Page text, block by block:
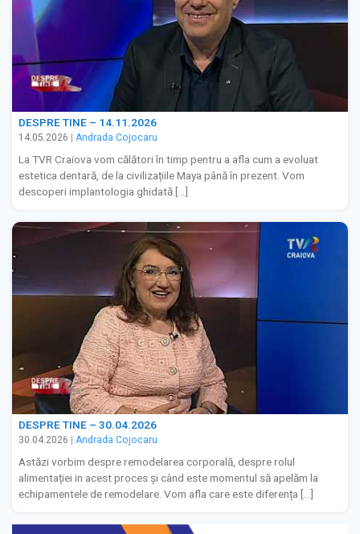
DESPRE TINE – 14.11.2026
14.05.2026 Andrada Cojocaru
La TVR Craiova vom călători în timp pentru a afla cum a evoluat
estetica dentară, de la civilizațiile Maya până în prezent. Vom
descoperi implantologia ghidată […]
DESPRE TINE – 30.04.2026
30.04.2026 Andrada Cojocaru
Astăzi vorbim despre remodelarea corporală, despre rolul
alimentației in acest proces și când este momentul să apelăm la
echipamentele de remodelare. Vom afla care este diferența […]